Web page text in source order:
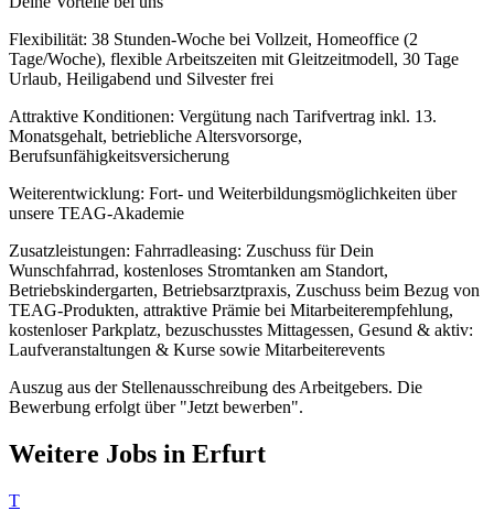
Flexibilität: 38 Stunden-Woche bei Vollzeit, Homeoffice (2
Tage/Woche), flexible Arbeitszeiten mit Gleitzeitmodell, 30 Tage
Urlaub, Heiligabend und Silvester frei
Attraktive Konditionen: Vergütung nach Tarifvertrag inkl. 13.
Monatsgehalt, betriebliche Altersvorsorge,
Berufsunfähigkeitsversicherung
Weiterentwicklung: Fort- und Weiterbildungsmöglichkeiten über
unsere TEAG-Akademie
Zusatzleistungen: Fahrradleasing: Zuschuss für Dein
Wunschfahrrad, kostenloses Stromtanken am Standort,
Betriebskindergarten, Betriebsarztpraxis, Zuschuss beim Bezug von
TEAG-Produkten, attraktive Prämie bei Mitarbeiterempfehlung,
kostenloser Parkplatz, bezuschusstes Mittagessen, Gesund & aktiv:
Laufveranstaltungen & Kurse sowie Mitarbeiterevents
Auszug aus der Stellenausschreibung des Arbeitgebers. Die
Bewerbung erfolgt über "Jetzt bewerben".
Weitere Jobs in Erfurt
T